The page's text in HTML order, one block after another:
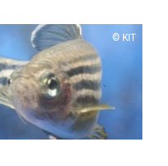
Copyright
KIT